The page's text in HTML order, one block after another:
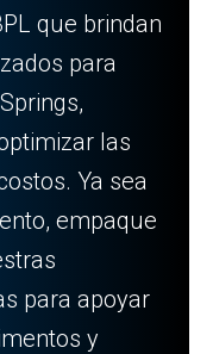
que brindan
para
las
Ya sea
empaque
para apoyar
y